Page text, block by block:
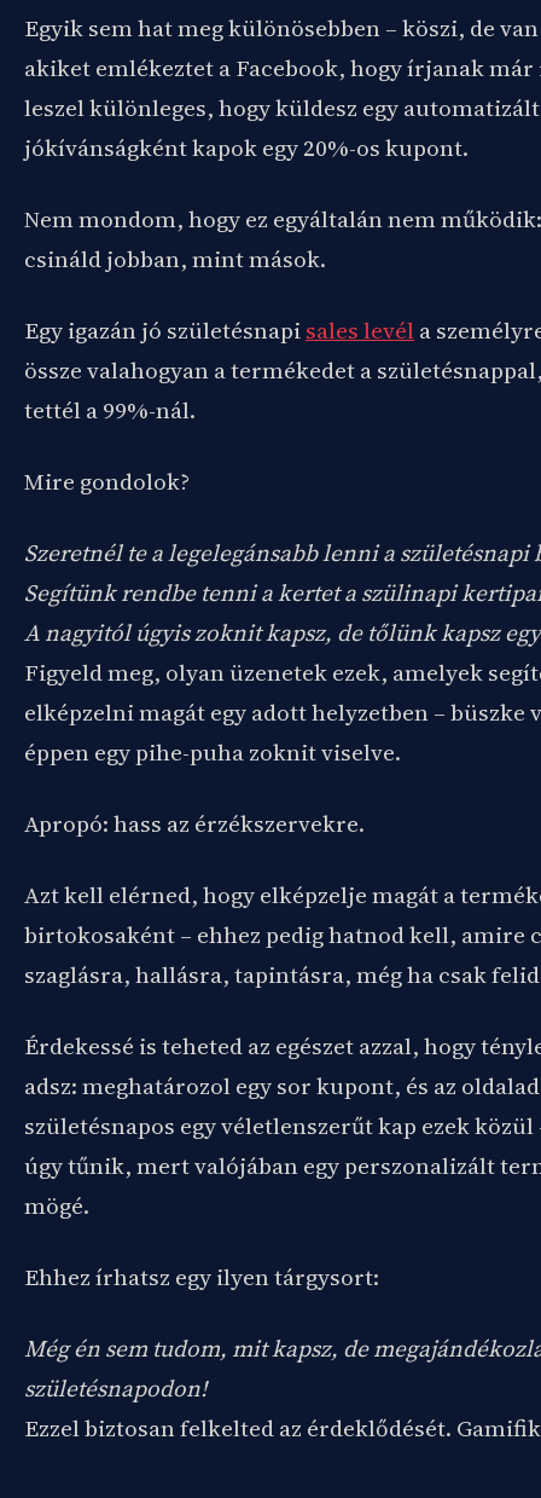
Egyik sem hat meg különösebben – köszi, de
akiket emlékeztet a Facebook, hogy írjanak már
leszel különleges, hogy küldesz egy
jókívánságként kapok egy 20%-os kupont.
Nem mondom, hogy ez egyáltalán nem
csináld jobban, mint mások.
Egy igazán jó születésnapisales levéla
össze valahogyan a termékedet a
tettél a 99%-nál.
Mire gondolok?
Szeretnél te a legelegánsabb lenni a születésnapi
Segítünk rendbe tenni a kertet a szülinapi
A nagyitól úgyis zoknit kapsz, de tőlünk kapsz
Figyeld meg, olyan üzenetek ezek, amelyek
elképzelni magát egy adott helyzetben – büszke
éppen egy pihe-puha zoknit viselve.
Apropó: hass az érzékszervekre.
Azt kell elérned, hogy elképzelje magát a
birtokosaként – ehhez pedig hatnod kell, amire
szaglásra, hallásra, tapintásra, még ha csak
Érdekessé is teheted az egészet azzal, hogy
adsz: meghatározol egy sor kupont, és az
születésnapos egy véletlenszerűt kap ezek közül
úgy tűnik, mert valójában egy perszonalizált
mögé.
Ehhez írhatsz egy ilyen tárgysort:
Még én sem tudom, mit kapsz, de
születésnapodon!
Ezzel biztosan felkelted az érdeklődését.